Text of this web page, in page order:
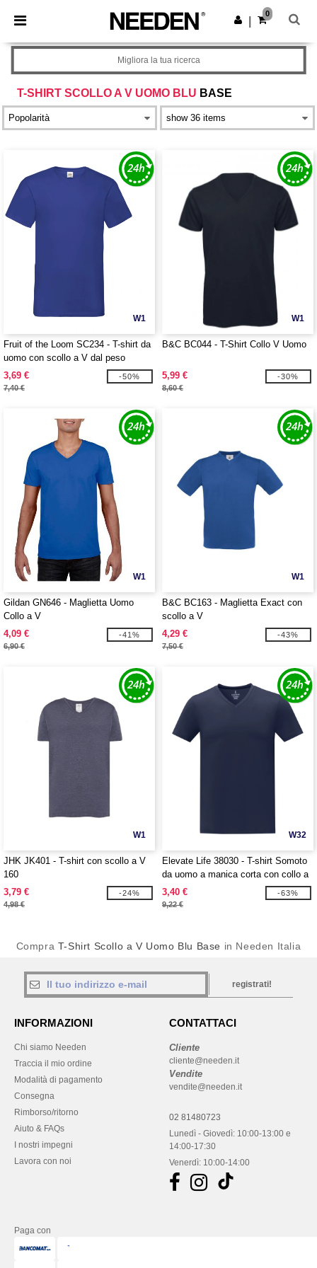
× App Needen
Prezzi migliori sull'app!
Scarica app
0
T-SHIRT SCOLLO A V UOMO BLU BASE
Migliora la tua ricerca
W1
Fruit of the Loom SC234 - T-shirt da
uomo con scollo a V dal peso
contenuto
3,69 €
7,40 €
-50%
W1
B&C BC044 - T-Shirt Collo V Uomo
5,99 €
8,60 €
-30%
W1
Gildan GN646 - Maglietta Uomo
Collo a V
4,09 €
6,90 €
-41%
W1
B&C BC163 - Maglietta Exact con
scollo a V
4,29 €
7,50 €
-43%
W1
JHK JK401 - T-shirt con scollo a V
160
3,79 €
4,98 €
-24%
W32
Elevate Life 38030 - T-shirt Somoto
da uomo a manica corta con collo a
V
3,40 €
9,22 €
-63%
Compra T-Shirt Scollo a V Uomo Blu Base in Needen Italia
registrati!
INFORMAZIONI
Chi siamo Needen
Traccia il mio ordine
Modalità di pagamento
Consegna
Rimborso/ritorno
Aiuto & FAQs
I nostri impegni
Lavora con noi
CONTATTACI
Cliente
cliente@needen.it
Vendite
vendite@needen.it
02 81480723
Lunedì - Giovedì: 10:00-13:00 e
14:00-17:30
Venerdì: 10:00-14:00
Paga con